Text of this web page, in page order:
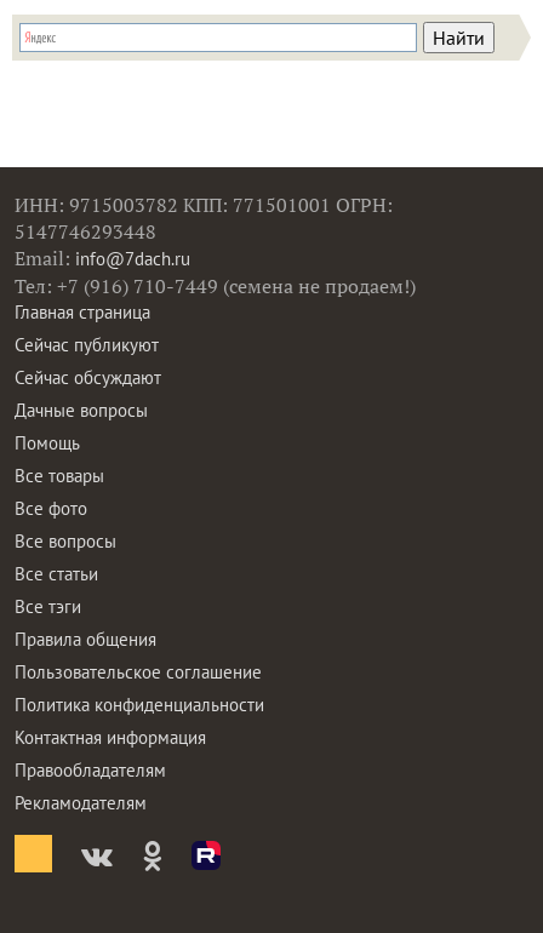
ИНН: 9715003782 КПП: 771501001 ОГРН:
5147746293448
Email: info@7dach.ru
Тел: +7 (916) 710-7449 (семена не продаем!)
Главная страница
Сейчас публикуют
Сейчас обсуждают
Дачные вопросы
Помощь
Все товары
Все фото
Все вопросы
Все статьи
Все тэги
Правила общения
Пользовательское соглашение
Политика конфиденциальности
Контактная информация
Правообладателям
Рекламодателям